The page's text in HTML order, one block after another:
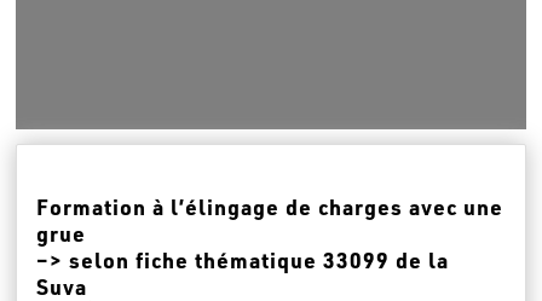
Formation à l’élingage de charges avec une
grue
–> selon fiche thématique 33099 de la
Suva